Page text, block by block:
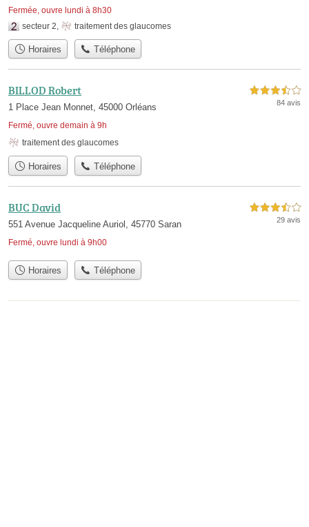
Fermée, ouvre lundi à 8h30
secteur 2, traitement des glaucomes
Horaires Téléphone
BILLOD Robert
1 Place Jean Monnet, 45000 Orléans
Fermé, ouvre demain à 9h
3,5 étoiles sur 5
84 avis
traitement des glaucomes
Horaires Téléphone
BUC David
551 Avenue Jacqueline Auriol, 45770 Saran
Fermé, ouvre lundi à 9h00
3,5 étoiles sur 5
29 avis
Horaires Téléphone